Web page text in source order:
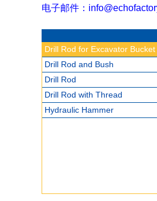
电子邮件：
Drill Rod for Excavator Bucket
Drill Rod and Bush
Drill Rod
Drill Rod with Thread
Hydraulic Hammer